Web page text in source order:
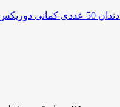
عددی کمانی دوریکس